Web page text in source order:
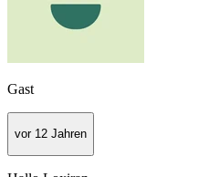
Gast
vor 12 Jahren